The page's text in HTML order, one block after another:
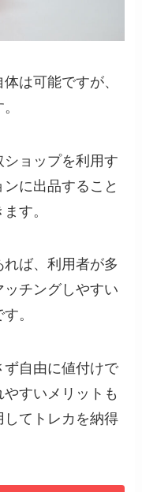
は可能ですが、
ショップを利用す
に出品すること
す。
れば、利用者が多
ッチングしやすい
。
ず自由に値付けで
すいメリットも
てトレカを納得